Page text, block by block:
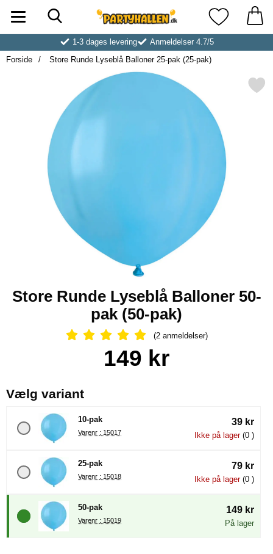
Startside for Partyhallen AB Mine
1-3 dages levering
Anmeldelser 4.7/5
Forside
Store Runde Lyseblå Balloner 25-pak (25-pak)
Markér store Runde Lyseblå
Store Runde Lyseblå Balloner 50-
pak (50-pak)
Anmeldelser: 5 Stjerne, Spring til
(2 anmeldelser)
Køb dette produkt Store Runde Lyseblå Balloner 50-pak
pris
149 kr
Vælg variant, (Valg af en ny radioknap vil
10-pak
Varenr : 15017
39 kr
Ikke på lager(0 )
25-pak
Varenr : 15018
79 kr
Ikke på lager(0 )
50-pak
Varenr : 15019
149 kr
På lager